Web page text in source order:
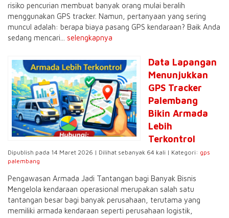
risiko pencurian membuat banyak orang mulai beralih
menggunakan GPS tracker. Namun, pertanyaan yang sering
muncul adalah: berapa biaya pasang GPS kendaraan? Baik Anda
sedang mencari... selengkapnya
Data Lapangan
Menunjukkan
GPS Tracker
Palembang
Bikin Armada
Lebih
Terkontrol
Dipublish pada 14 Maret 2026 | Dilihat sebanyak 64 kali | Kategori: gps
palembang
Pengawasan Armada Jadi Tantangan bagi Banyak Bisnis
Mengelola kendaraan operasional merupakan salah satu
tantangan besar bagi banyak perusahaan, terutama yang
memiliki armada kendaraan seperti perusahaan logistik,